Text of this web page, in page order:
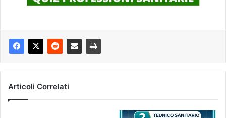
Articoli Correlati